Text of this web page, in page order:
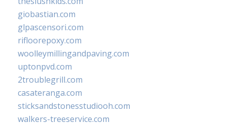
giobastian.com
glpascensori.com
rifloorepoxy.com
woolleymillingandpaving.com
uptonpvd.com
2troublegrill.com
casateranga.com
sticksandstonesstudiooh.com
walkers-treeservice.com